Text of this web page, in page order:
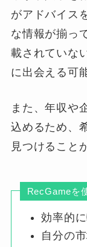
がアドバイス
な情報が揃っ
載されていな
に出会える可
また、年収や
込めるため、
見つけること
RecGameを
効率的
自分の